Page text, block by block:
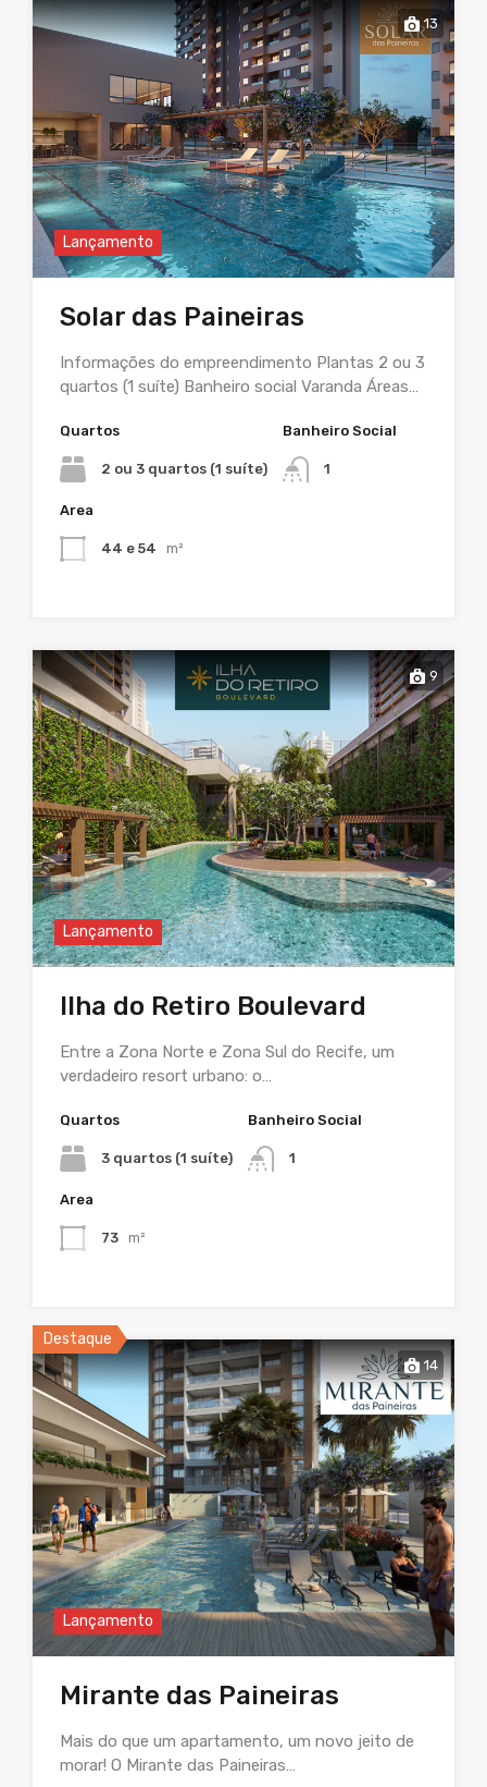
13
Lançamento
Solar das Paineiras
Informações do empreendimento Plantas 2 ou 3
quartos (1 suíte) Banheiro social Varanda Áreas…
Quartos
2 ou 3 quartos (1 suíte)
Banheiro Social
1
Area
44 e 54 m²
9
Lançamento
Ilha do Retiro Boulevard
Entre a Zona Norte e Zona Sul do Recife, um
verdadeiro resort urbano: o…
Quartos
3 quartos (1 suíte)
Banheiro Social
1
Area
73 m²
Destaque
14
Lançamento
Mirante das Paineiras
Mais do que um apartamento, um novo jeito de
morar! O Mirante das Paineiras…